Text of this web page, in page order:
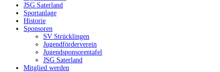
JSG Saterland
Sportanlage
Historie
Sponsoren
SV Strücklingen
Jugendförderverein
Jugendsponsorentafel
JSG Saterland
Mitglied werden